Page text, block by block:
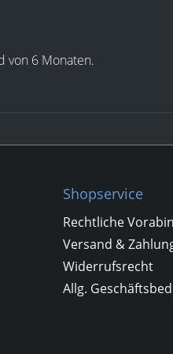
von 6 Monaten.
Shopservice
Rechtliche
Versand &
Widerrufsrecht
Allg.